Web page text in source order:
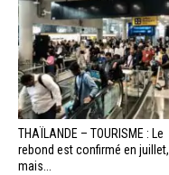
THAÏLANDE – TOURISME : Le
rebond est confirmé en juillet,
mais...